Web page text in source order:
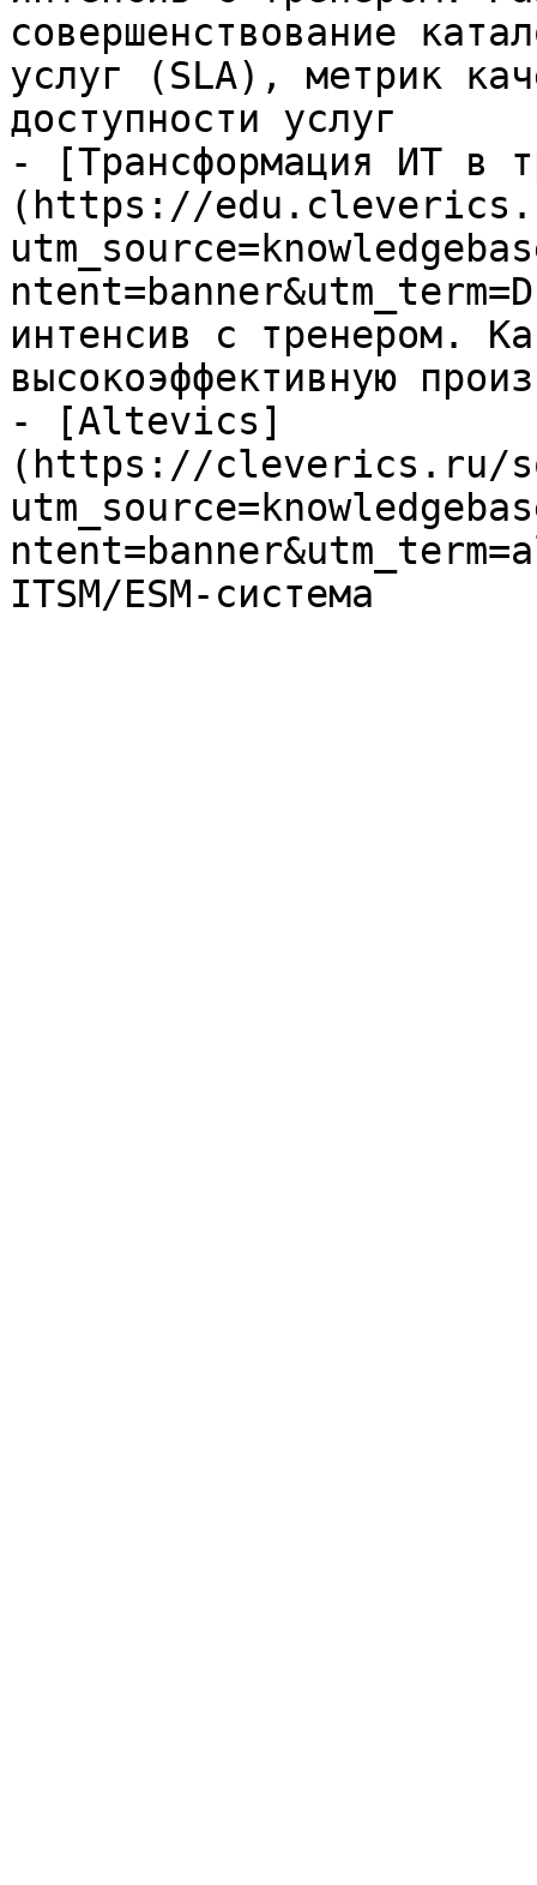
совершенствование
услуг (SLA), метрик
доступности услуг
- [Трансформация ИТ в
(https://
интенсив с тренером.
высокоэффективную
- [Altevics]
(https://cleverics.ru/
ITSM/ESM-система